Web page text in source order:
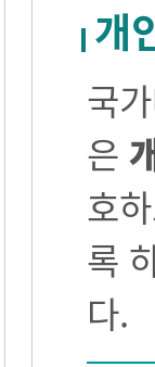
개
국
은
호
록
다.